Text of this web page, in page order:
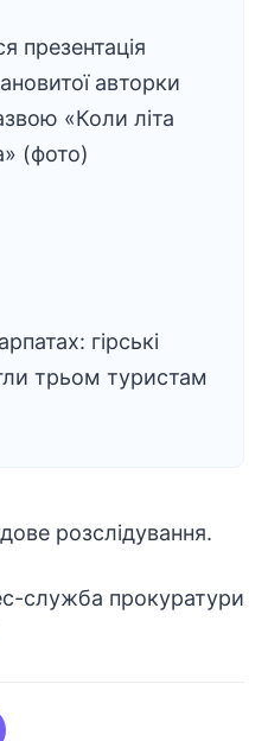
презентація
авторки
«Коли літа
(фото)
гірські
трьом туристам
розслідування.
служба прокуратури